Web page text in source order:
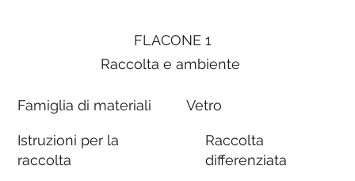
FLACONE 1
Raccolta e ambiente
Famiglia di materiali
Istruzioni per la
raccolta
Vetro
Raccolta
differenziata